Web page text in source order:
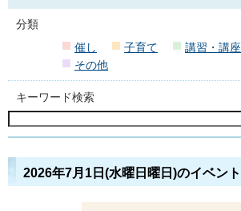
分類
催し
子育て 講習・講座
その他
キーワード検索
2026年7月1日(水曜日曜日)のイベント